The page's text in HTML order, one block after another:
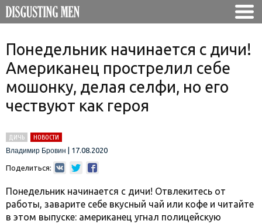
Понедельник начинается с дичи!
Американец прострелил себе
мошонку, делая селфи, но его
чествуют как героя
ДИЧЬ
НОВОСТИ
Владимир Бровин
17.08.2020
Поделиться:
Понедельник начинается с дичи! Отвлекитесь от
работы, заварите себе вкусный чай или кофе и читайте
в этом выпуске: американец угнал полицейскую